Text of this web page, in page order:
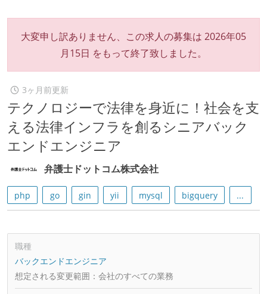
大変申し訳ありません、この求人の募集は 2026年05
月15日 をもって終了致しました。
3ヶ月前更新
テクノロジーで法律を身近に！社会を支
える法律インフラを創るシニアバック
エンドエンジニア
弁護士ドットコム株式会社
php go gin yii mysql bigquery ...
職種
バックエンドエンジニア
想定される変更範囲： 会社のすべての業務